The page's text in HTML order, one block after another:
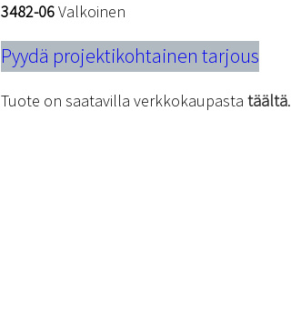
3482-06Valkoinen
Pyydä projektikohtainen tarjous
Tuote on saatavilla verkkokaupastatäältä.